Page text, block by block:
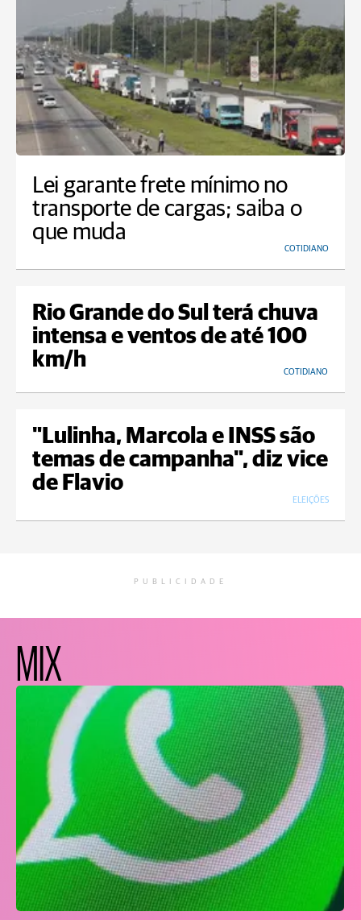
Lei garante frete mínimo no
transporte de cargas; saiba o
que muda
COTIDIANO
Rio Grande do Sul terá chuva
intensa e ventos de até 100
km/h
COTIDIANO
"Lulinha, Marcola e INSS são
temas de campanha", diz vice
de Flavio
ELEIÇÕES
PUBLICIDADE
MIX